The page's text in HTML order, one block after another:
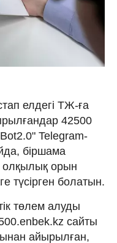
елдегі ТЖ-ға
42500
Telegram-
біршама
олқылық орын
түсірген болатын.
төлем алуды
сайты
айырылған,